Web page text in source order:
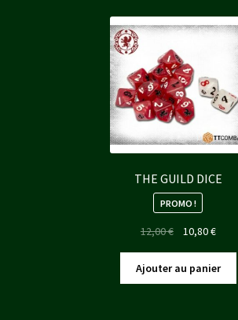
THE GUILD DICE
PROMO !
12,00€
Le
initial
était :
10,80€Le
actuel
est :
Ajouter au panier